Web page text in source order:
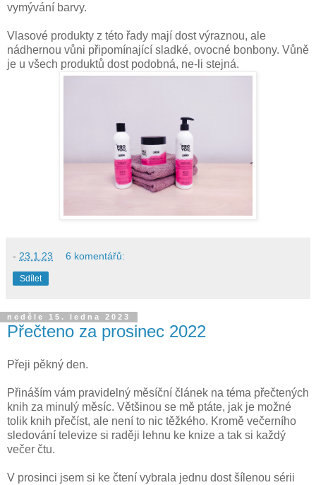
vymývání barvy.
Vlasové produkty z této řady mají dost výraznou, ale
nádhernou vůni připomínající sladké, ovocné bonbony. Vůně
je u všech produktů dost podobná, ne-li stejná.
- 23.1.23 6 komentářů:
Sdílet
neděle 15. ledna 2023
Přečteno za prosinec 2022
Přeji pěkný den.
Přináším vám pravidelný měsíční článek na téma přečtených
knih za minulý měsíc. Většinou se mě ptáte, jak je možné
tolik knih přečíst, ale není to nic těžkého. Kromě večerního
sledování televize si raději lehnu ke knize a tak si každý
večer čtu.
V prosinci jsem si ke čtení vybrala jednu dost šílenou sérii